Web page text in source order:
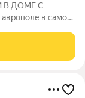
В ДОМЕ С
в самом